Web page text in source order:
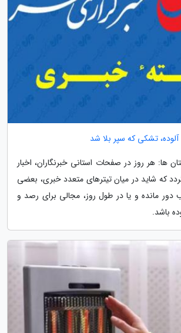
تشکی که سپر بلا شد
ها: هر روز در صفحات استانی خبرنگاران، اخبار
که شاید در میان تیترهای متعدد خبری، بعضی
دور مانده و یا در طول روز، مجالی برای رصد و
باشد.